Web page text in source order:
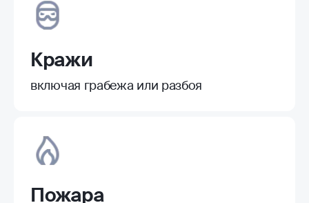
Кражи
включая грабежа или разбоя
Пожара